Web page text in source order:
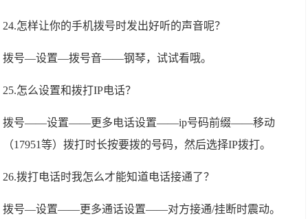
24.怎样让你的手机拨号时发出好听的声音呢？
拨号—设置—拨号音——钢琴，试试看哦。
25.怎么设置和拨打IP电话？
拨号——设置——更多电话设置——ip号码前缀——移动
（17951等）拨打时长按要拨的号码，然后选择IP拨打。
26.拨打电话时我怎么才能知道电话接通了？
拨号—设置——更多通话设置——对方接通/挂断时震动。